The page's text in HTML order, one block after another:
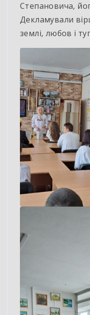
Степановича,
Декламували
землі, любов і